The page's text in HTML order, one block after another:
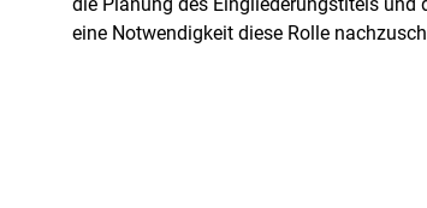
eine Notwendigkeit diese Rolle